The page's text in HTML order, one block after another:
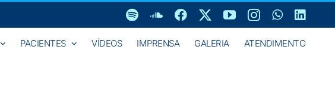
SpotifySoundCloud
FacebookYouTubeInstagram
PACIENTES VÍDEOS IMPRENSA GALERIA ATENDIMENTO